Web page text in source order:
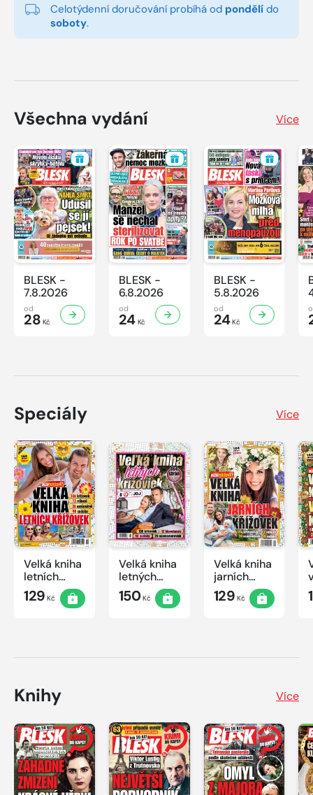
Celotýdenní doručování probíhá od pondělí do
soboty.
Všechna vydání Více
BLESK -
7.8.2026
od
28 Kč
BLESK -
6.8.2026
od
24Kč
BLESK -
5.8.2026
od
24Kč
Speciály Více
Velká kniha
letních
křížovek
2026
129 Kč
Velká kniha
letných
krížoviek s
TV JOJ
150Kč
Velká kniha
jarních
křížovek
2026
129 Kč
Knihy Více